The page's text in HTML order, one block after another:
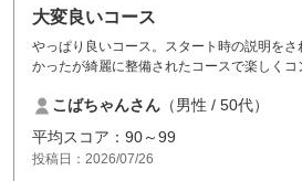
大変良いコース
やっぱり良いコース。スタート時の説明を
かったが綺麗に整備されたコースで楽しく
こばちゃんさん （男性 / 50代）
平均スコア：90～99
投稿日：2026/07/26